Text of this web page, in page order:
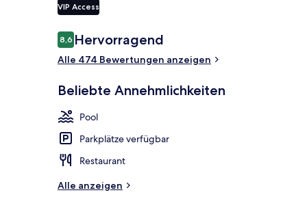
VIP Access
Bewertungen
8,68,6 von 10.
Hervorragend
Alle 474 Bewertungen anzeigen
Beliebte Annehmlichkeiten
Pool
Parkplätze verfügbar
Restaurant
Alle anzeigen